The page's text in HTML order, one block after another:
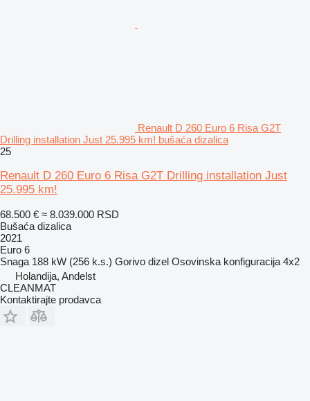
Renault D 260 Euro 6 Risa G2T
Drilling installation Just 25.995 km! bušaća dizalica
25
Renault D 260 Euro 6 Risa G2T Drilling installation Just
25.995 km!
68.500 € ≈ 8.039.000 RSD
Bušaća dizalica
2021
Euro 6
Snaga 188 kW (256 k.s.) Gorivo dizel Osovinska konfiguracija 4x2
Holandija, Andelst
CLEANMAT
Kontaktirajte prodavca